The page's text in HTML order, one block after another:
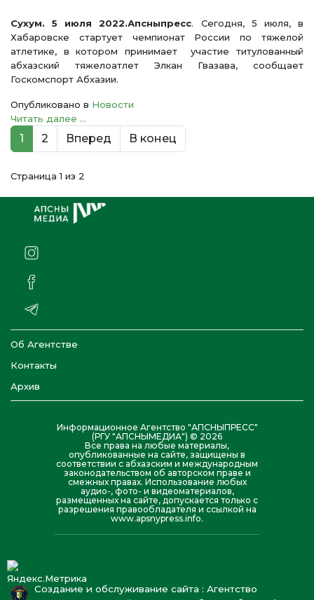
Сухум. 5 июля 2022.Апсныпресс. Сегодня, 5 июля, в
Хабаровске стартует чемпионат России по тяжелой
атлетике, в котором принимает участие титулованный
абхазский тяжелоатлет Элкан Гвазава, сообщает
Госкомспорт Абхазии.
Опубликовано в Новости
Читать далее ...
1 2 Вперед В конец
Страница 1 из 2
Об Агентстве
Контакты
Архив
Информационное Агентство "АПСНЫПРЕСС"
(РГУ "АПСНЫМЕДИА") © 2026
Все права на любые материалы,
опубликованные на сайте, защищены в
соответствии с абхазским и международным
законодательством об авторском праве и
смежных правах. Использование любых
аудио-, фото- и видеоматериалов,
размещенных на сайте, допускается только с
разрешения правообладателя и ссылкой на
www.apsnypress.info.
Создание и обслуживание сайта : Агентство